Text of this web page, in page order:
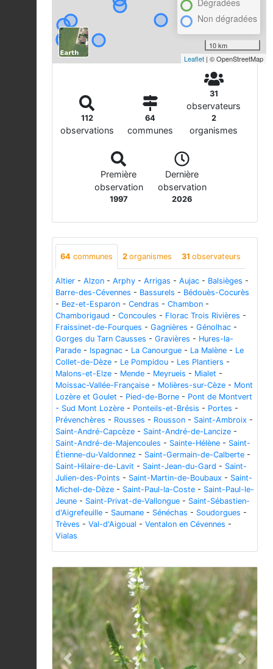
Dégradées
Non dégradées
10 km
Leaflet | © OpenStreetMap
112
observations
64
communes
31
observateurs
2
organismes
Première
observation
1997
Dernière
observation
2026
64 communes 2 organismes 31 observateurs
Altier - Alzon - Arphy - Arrigas - Aujac - Balsièges -
Barre-des-Cévennes - Bassurels - Bédouès-Cocurès
- Bez-et-Esparon - Cendras - Chambon -
Chamborigaud - Concoules - Florac Trois Rivières -
Fraissinet-de-Fourques - Gagnières - Génolhac -
Gorges du Tarn Causses - Gravières - Hures-la-
Parade - Ispagnac - La Canourgue - La Malène - Le
Collet-de-Dèze - Le Pompidou - Les Plantiers -
Malons-et-Elze - Mende - Meyrueis - Mialet -
Moissac-Vallée-Française - Molières-sur-Cèze - Mont
Lozère et Goulet - Pied-de-Borne - Pont de Montvert
- Sud Mont Lozère - Ponteils-et-Brésis - Portes -
Prévenchères - Rousses - Rousson - Saint-Ambroix -
Saint-André-Capcèze - Saint-André-de-Lancize -
Saint-André-de-Majencoules - Sainte-Hélène - Saint-
Étienne-du-Valdonnez - Saint-Germain-de-Calberte -
Saint-Hilaire-de-Lavit - Saint-Jean-du-Gard - Saint-
Julien-des-Points - Saint-Martin-de-Boubaux - Saint-
Michel-de-Dèze - Saint-Paul-la-Coste - Saint-Paul-le-
Jeune - Saint-Privat-de-Vallongue - Saint-Sébastien-
d'Aigrefeuille - Saumane - Sénéchas - Soudorgues -
Trèves - Val-d'Aigoual - Ventalon en Cévennes -
Vialas
Previous Next